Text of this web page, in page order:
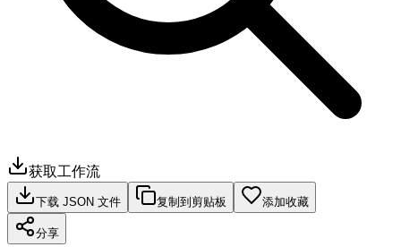
获取工作流
下载 JSON 文件 复制到剪贴板 添加收藏
分享